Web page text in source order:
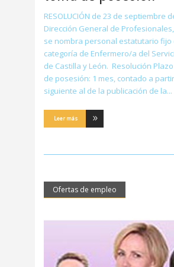
RESOLUCIÓN de 23 de septiembre
Dirección General de
se nombra personal estatutario fijo
categoría de Enfermero/a del
de Castilla y León. Resolución
de posesión: 1 mes, contado a
siguiente al de la publicación de la
Leer más
Ofertas de empleo